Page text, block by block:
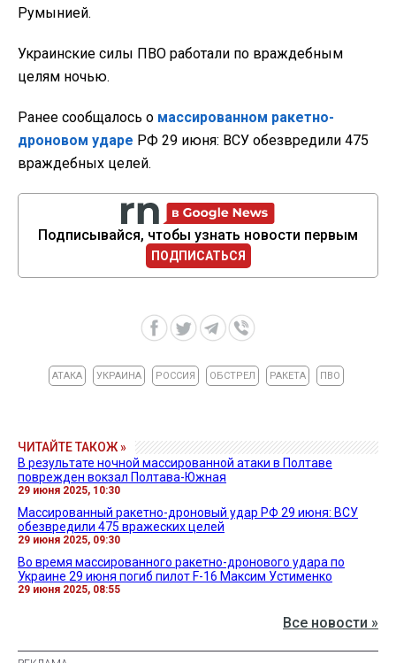
Румынией.
Украинские силы ПВО работали по враждебным
целям ночью.
Ранее сообщалось о массированном ракетно-
дроновом ударе РФ 29 июня: ВСУ обезвредили 475
враждебных целей.
Подписывайся, чтобы узнать новости первым
ПОДПИСАТЬСЯ
АТАКА УКРАИНА РОССИЯ ОБСТРЕЛ РАКЕТА ПВО
ЧИТАЙТЕ ТАКОЖ »
В результате ночной массированной атаки в Полтаве
поврежден вокзал Полтава-Южная
29 июня 2025, 10:30
Массированный ракетно-дроновый удар РФ 29 июня: ВСУ
обезвредили 475 вражеских целей
29 июня 2025, 09:30
Во время массированного ракетно-дронового удара по
Украине 29 июня погиб пилот F-16 Максим Устименко
29 июня 2025, 08:55
Все новости »